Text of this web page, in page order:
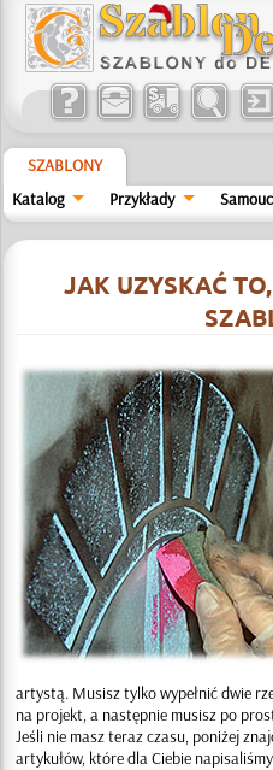
SZABLONY
Katalog
Przykłady
JAK UZYSKAĆ
artystą. Musisz tylko wypełnić dwie
na projekt, a następnie musisz po
Jeśli nie masz teraz czasu, poniżej
artykułów, które dla Ciebie